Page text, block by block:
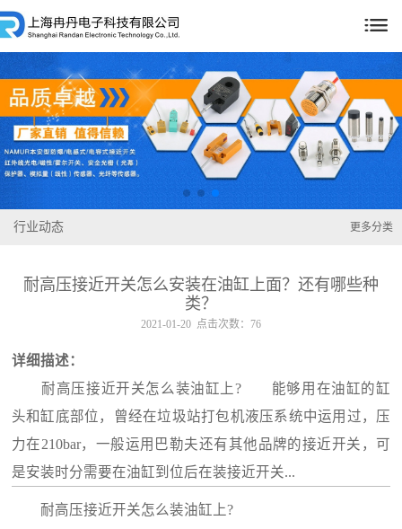

更多分类
行业动态
耐高压接近开关怎么安装在油缸上面？还有哪些种
类？
2021-01-20 点击次数：76
详细描述：
耐高压接近开关怎么装油缸上? 能够用在油缸的缸
头和缸底部位，曾经在垃圾站打包机液压系统中运用过，压
力在210bar，一般运用巴勒夫还有其他品牌的接近开关，可
是安装时分需要在油缸到位后在装接近开关...
耐高压接近开关怎么装油缸上?